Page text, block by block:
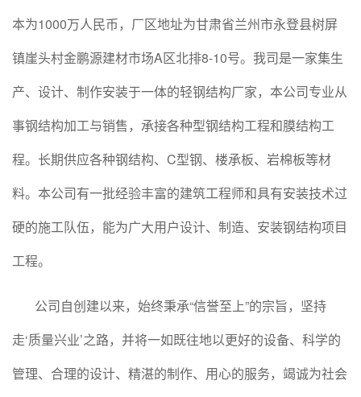
本为1000万人民币，厂区地址为甘肃省兰州市永登县树屏
镇崖头村金鹏源建材市场A区北排8-10号。我司是一家集生
产、设计、制作安装于一体的轻钢结构厂家，本公司专业从
事钢结构加工与销售，承接各种型钢结构工程和膜结构工
程。长期供应各种钢结构、C型钢、楼承板、岩棉板等材
料。本公司有一批经验丰富的建筑工程师和具有安装技术过
硬的施工队伍，能为广大用户设计、制造、安装钢结构项目
工程。
公司自创建以来，始终秉承“信誉至上”的宗旨，坚持
走‘质量兴业’之路，并将一如既往地以更好的设备、科学的
管理、合理的设计、精湛的制作、用心的服务，竭诚为社会